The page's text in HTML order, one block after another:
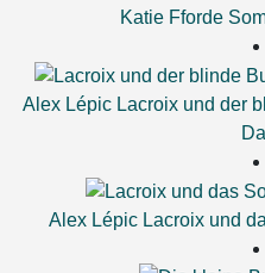
Katie Fforde
Alex Lépic Lacroix und der
Alex Lépic Lacroix und